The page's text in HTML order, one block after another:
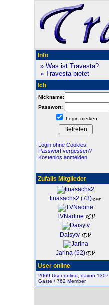
Info
» Was ist Travesta?
» Travesta bietet
Ich
Nickname:
Passwort:
Login merken
Login ohne Cookies
Passwort vergessen?
Kostenlos anmelden!
Zufalls Mitglieder
tinasachs2 (73)
TVNadine
Daisytv
Jarina (52)
User online
2069 User online, davon 1307
Gäste / 762 Member